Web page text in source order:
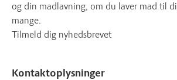
og din madlavning, om du laver mad til
mange.
Tilmeld dig nyhedsbrevet
Kontaktoplysninger